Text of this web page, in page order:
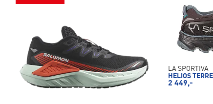
LA SPORTIVA
HELIOS
2 449,-